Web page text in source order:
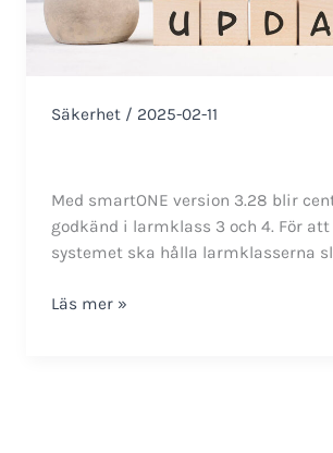
Säkerhet / 2025-02-11
Med smartONE version 3.28 blir
godkänd i larmklass 3 och 4. För att
systemet ska hålla larmklasserna
Ny
Läs mer »